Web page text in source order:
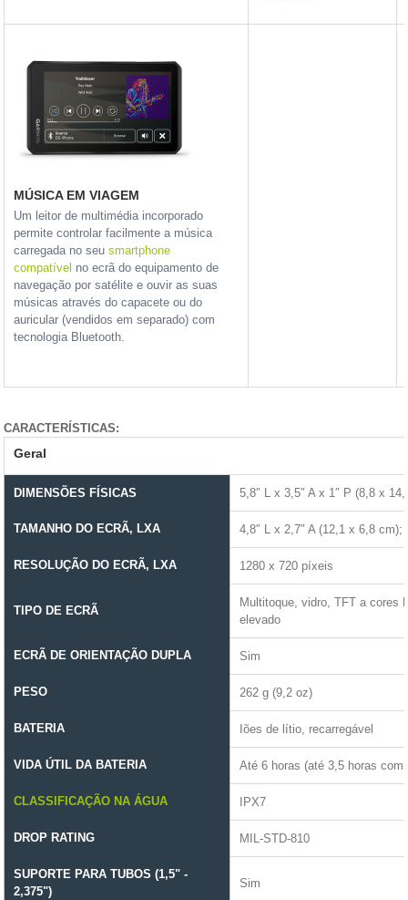
MÚSICA EM VIAGEM
Um leitor de multimédia incorporado
permite controlar facilmente a música
carregada no seusmartphone
compatível no ecrã do equipamento de
navegação por satélite e ouvir as suas
músicas através do capacete ou do
auricular (vendidos em separado) com
tecnologia Bluetooth.
CARACTERÍSTICAS:
Geral
DIMENSÕES FÍSICAS 5,8″ L x 3,5″ A x 1″ P (8,8 x
TAMANHO DO ECRÃ, LXA 4,8″ L x 2,7″ A (12,1 x 6,8 cm);
RESOLUÇÃO DO ECRÃ, LXA 1280 x 720 píxeis
TIPO DE ECRÃ
Multitoque, vidro, TFT a cores
elevado
ECRÃ DE ORIENTAÇÃO DUPLA Sim
PESO 262 g (9,2 oz)
BATERIA Iões de lítio, recarregável
VIDA ÚTIL DA BATERIA Até 6 horas (até 3,5 horas
CLASSIFICAÇÃO NA ÁGUA IPX7
DROP RATING MIL-STD-810
SUPORTE PARA TUBOS (1,5" -
2,375")
Sim